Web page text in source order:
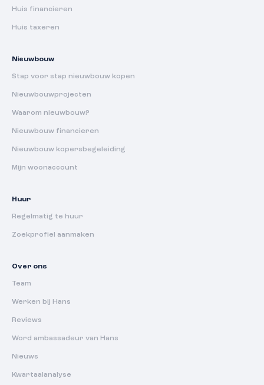
Huis financieren
Huis taxeren
Nieuwbouw
Stap voor stap nieuwbouw kopen
Nieuwbouwprojecten
Waarom nieuwbouw?
Nieuwbouw financieren
Nieuwbouw kopersbegeleiding
Mijn woonaccount
Huur
Regelmatig te huur
Zoekprofiel aanmaken
Over ons
Team
Werken bij Hans
Reviews
Word ambassadeur van Hans
Nieuws
Kwartaalanalyse